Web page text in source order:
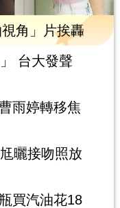
角」片挨轟
台大發聲
雨婷轉移焦
曬接吻照放
買汽油花18